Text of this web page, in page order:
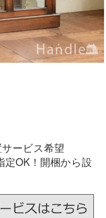
ービス希望
定OK！開梱から設